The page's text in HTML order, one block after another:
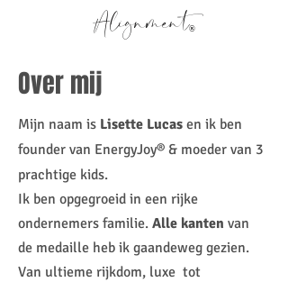
Alignment®
Over mij
Mijn naam is Lisette Lucas en ik ben
founder van EnergyJoy® & moeder van 3
prachtige kids.
Ik ben opgegroeid in een rijke
ondernemers familie. Alle kanten van
de medaille heb ik gaandeweg gezien.
Van ultieme rijkdom, luxe tot